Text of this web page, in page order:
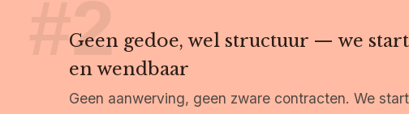
Geen gedoe, wel structuur — we
en wendbaar
Geen aanwerving, geen zware contracten. We